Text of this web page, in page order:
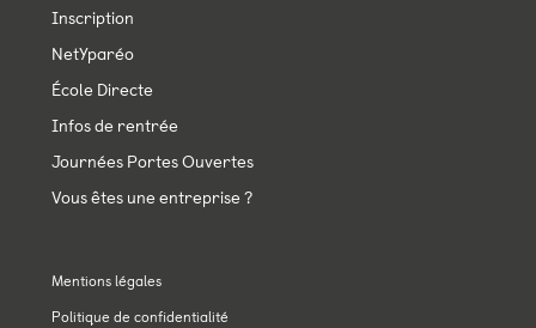
Inscription
NetYparéo
École Directe
Infos de rentrée
Journées Portes Ouvertes
Vous êtes une entreprise ?
Mentions légales
Politique de confidentialité